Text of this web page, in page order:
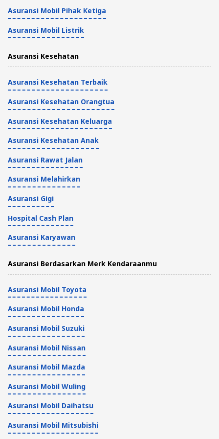
Asuransi Mobil Pihak Ketiga
Asuransi Mobil Listrik
Asuransi Kesehatan
Asuransi Kesehatan Terbaik
Asuransi Kesehatan Orangtua
Asuransi Kesehatan Keluarga
Asuransi Kesehatan Anak
Asuransi Rawat Jalan
Asuransi Melahirkan
Asuransi Gigi
Hospital Cash Plan
Asuransi Karyawan
Asuransi Berdasarkan Merk Kendaraanmu
Asuransi Mobil Toyota
Asuransi Mobil Honda
Asuransi Mobil Suzuki
Asuransi Mobil Nissan
Asuransi Mobil Mazda
Asuransi Mobil Wuling
Asuransi Mobil Daihatsu
Asuransi Mobil Mitsubishi